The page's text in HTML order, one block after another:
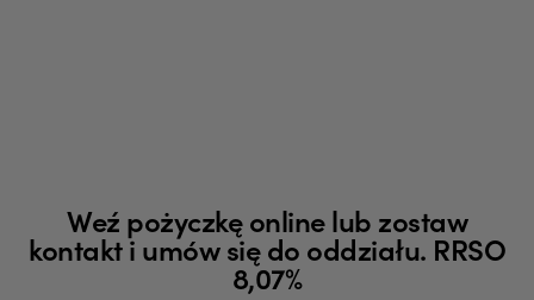
Weź pożyczkę online lub zostaw
kontakt i umów się do oddziału. RRSO
8,07%